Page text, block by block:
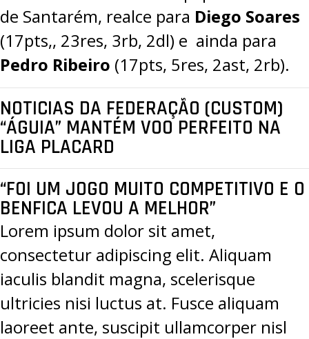
de Santarém, realce para Diego Soares
(17pts,, 23res, 3rb, 2dl) e ainda para
Pedro Ribeiro (17pts, 5res, 2ast, 2rb).
NOTICIAS DA FEDERAÇÃO (CUSTOM)
“ÁGUIA” MANTÉM VOO PERFEITO NA
LIGA PLACARD
“FOI UM JOGO MUITO COMPETITIVO E O
BENFICA LEVOU A MELHOR”
Lorem ipsum dolor sit amet,
consectetur adipiscing elit. Aliquam
iaculis blandit magna, scelerisque
ultricies nisi luctus at. Fusce aliquam
laoreet ante, suscipit ullamcorper nisl